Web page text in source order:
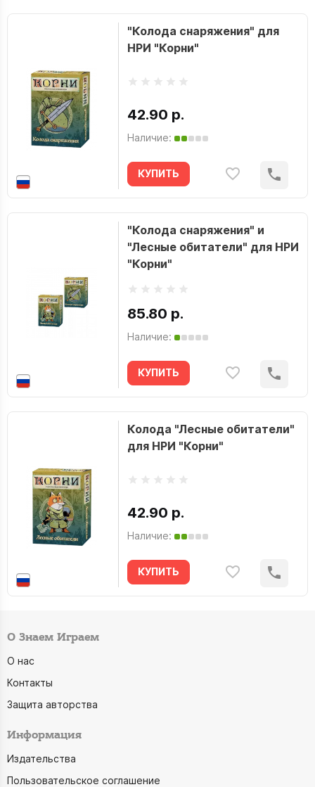
"Колода снаряжения" для
НРИ "Корни"
42.90 р.
Наличие:
КУПИТЬ
"Колода снаряжения" и
"Лесные обитатели" для НРИ
"Корни"
85.80 р.
Наличие:
КУПИТЬ
Колода "Лесные обитатели"
для НРИ "Корни"
42.90 р.
Наличие:
КУПИТЬ
О Знаем Играем
О нас
Контакты
Защита авторства
Информация
Издательства
Пользовательское соглашение